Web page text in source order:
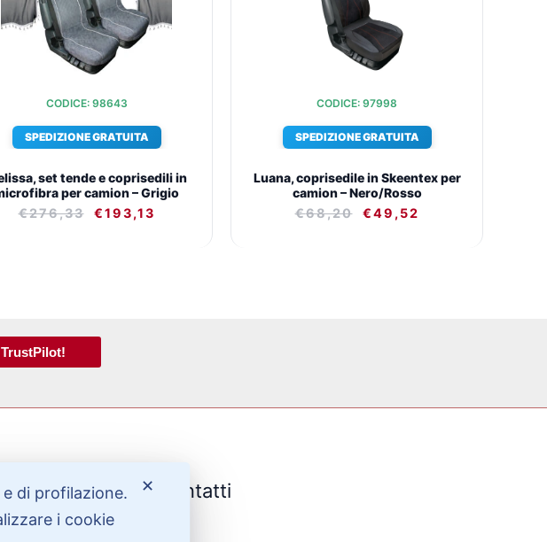
CODICE: 98643
SPEDIZIONE GRATUITA
set tende e coprisedili in
per camion – Grigio
€276,33 €193,13
CODICE: 97998
SPEDIZIONE GRATUITA
Luana, coprisedile in Skeentex per
camion – Nero/Rosso
€68,20 €49,52
Contatti
✕
di profilazione.
i cookie